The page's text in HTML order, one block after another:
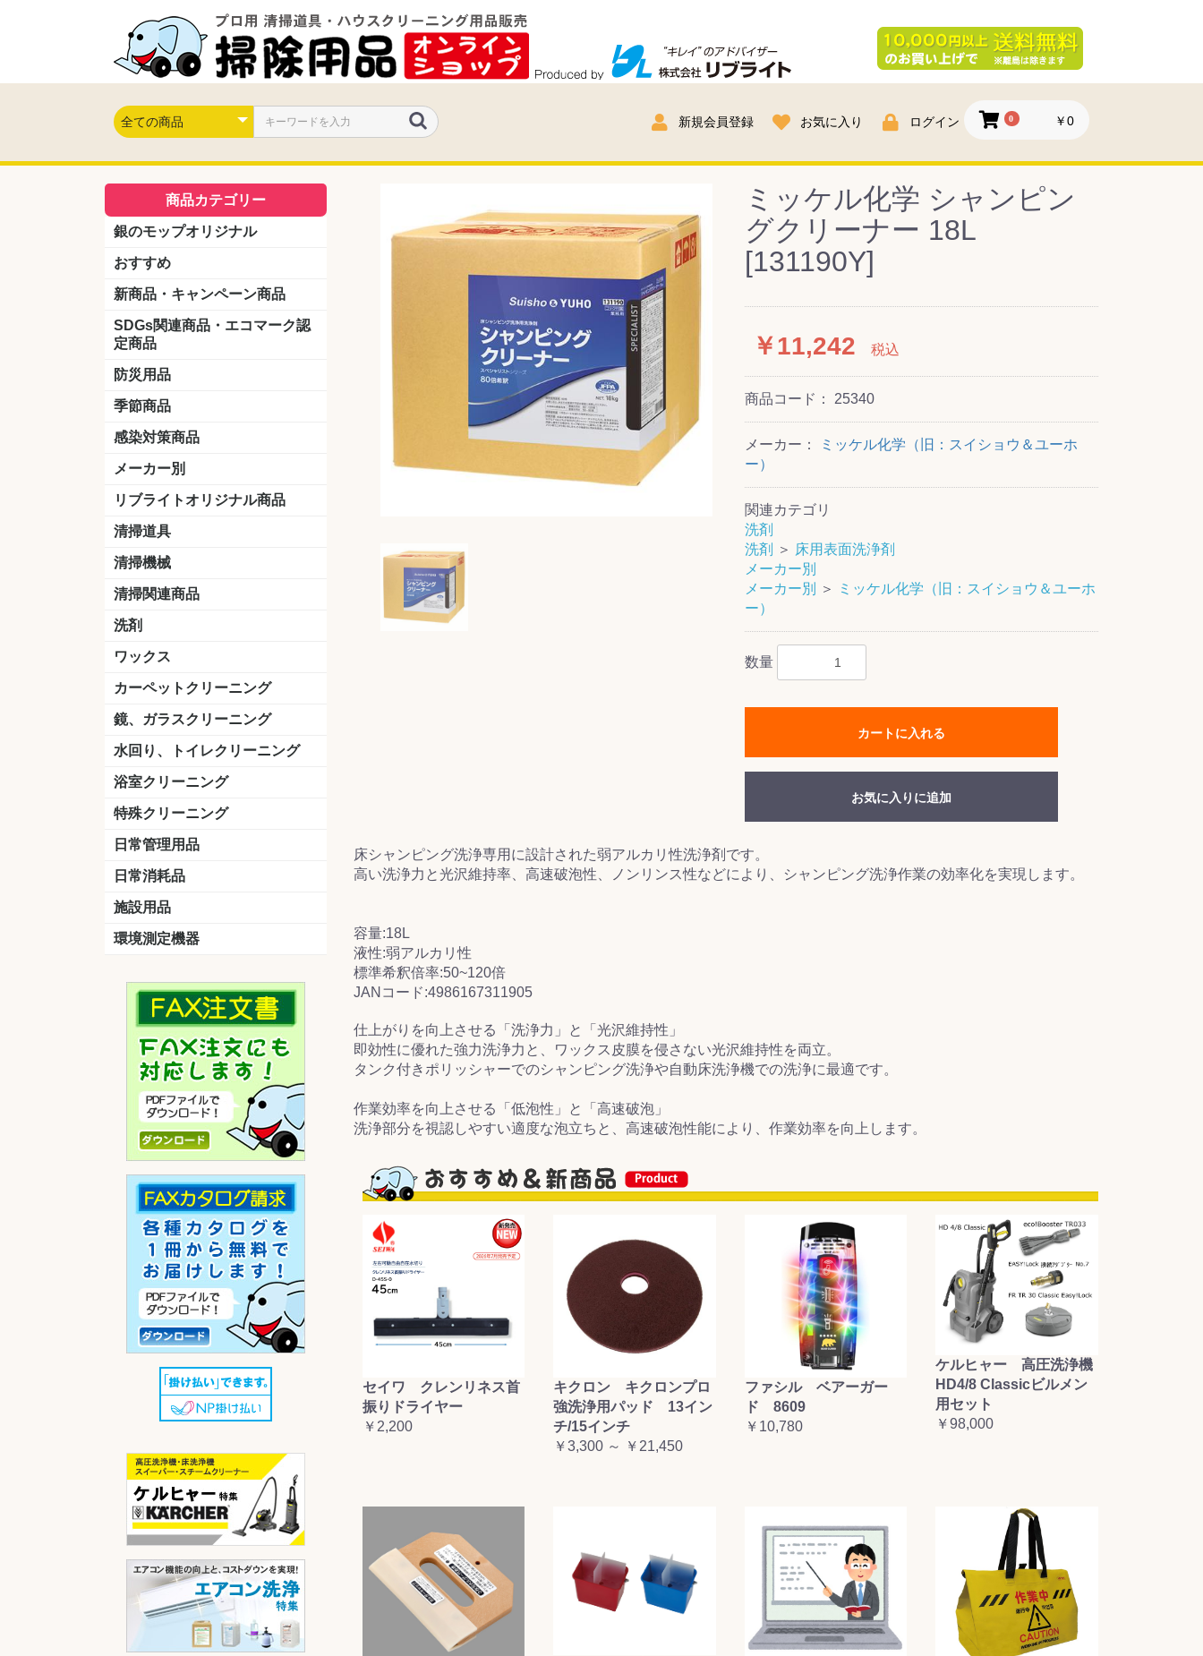
新規会員登録 お気に入り ログイン 0 ￥0
商品カテゴリー
銀のモップオリジナル
おすすめ
新商品・キャンペーン商品
キャンペーン商品
新製品
SDGs関連商品・エコマーク認
定商品
防災用品
季節商品
感染対策商品
おう吐物
除菌洗剤
うがい薬
マスク
手洗い石鹸
手指消毒
手袋
メーカー別
クオリティ
ニイタカ
シーバイエス
リンレイ
ペンギンワックス
横浜油脂工業
ミッケル化学（旧：スイショウ
ユシロ化学
コニシ
つやげん
ダイカ商事
スリーエムジャパン
山崎産業
テラモト
セイワ
エトレー
ラバーメイド
ジャパックス
日本サニパック
ケルヒャー
マキタ
ショーワグローブ
花王
サラヤ
アルボース
コスケム
ミヤキ
紺商
信徳ポミー
リブライトオリジナル商品
LLオレンジクリーナー
LL油脂専用クリーナー
LLワックスモップ
LL-21
マーベラスiL
清掃道具
ほうき
ちりとり
モップ及び関連品 ワンタッチ式モップ
水切りドライヤー
その他アタッチメント
(ワンタッチ式用)
モップ ワックス塗布
ハードフロア用ダストモップ
テラモト
その他
清掃機械
掃除機
ドライバキューム
アップライトバキューム
コードレスタイプ
高圧洗浄機
吸水機
カーペット用マシン
送風機
ポリッシャー スタンダード
ハンディポリッシャー
ポリッシャー・自動床洗浄機用
掃除機用紙パック
その他
清掃関連商品
ダストカート
台車
移動式バレット
脚立
モップハンガー
サインボード
光沢計
カーペット汚染度計
洗剤
床用表面洗浄剤
ハクリ剤
厨房用
工場用
石材用
サビ用
木材用
タイル用
外壁用
壁面用
手あか用
病院用
除菌用
ワックス
樹脂ワックス
半樹脂ワックス
フローリング用
病院用ワックス
中性ワックス
石材用
木床用
その他
カーペットクリーニング
洗剤
ブラシ
パット
その他
鏡、ガラスクリーニング
ガラスワイパー
シャンパー(ウオッシャー)
ガラススクイジー
ケレン
ツールホルダー
洗剤 うろこ取り
天井・高所作業
水回り、トイレクリーニング
洗剤
尿石除去剤
水アカ除去剤
排水管つまり除去剤
消臭・防臭剤
道具
浴室クリーニング
洗剤
道具
特殊クリーニング
石材
エアコン
外壁
その他
日常管理用品
クリーナー
洗濯用洗剤
油汚れ落とし
サビ取り剤
タバコ専用消臭
日常消耗品
トイレットペーパー
ペーパータオル
便座除菌クリーナー
ポリ袋
施設用品
マット・他
ベンチ
灰皿
傘立
くず入れ
環境測定機器
ミッケル化学 シャンピン
グクリーナー 18L
[131190Y]
￥11,242 税込
商品コード： 25340
メーカー：
ミッケル化学（旧：スイショウ＆ユーホ
ー）
関連カテゴリ
洗剤
洗剤
＞ 床用表面洗浄剤
メーカー別
メーカー別
＞
ミッケル化学（旧：スイショウ＆ユーホ
ー）
数量
カートに入れる
お気に入りに追加
床シャンピング洗浄専用に設計された弱アルカリ性洗浄剤です。
高い洗浄力と光沢維持率、高速破泡性、ノンリンス性などにより、シャンピング洗浄作業の効率化を実現します。
容量:18L
液性:弱アルカリ性
標準希釈倍率:50~120倍
JANコード:4986167311905
仕上がりを向上させる「洗浄力」と「光沢維持性」
即効性に優れた強力洗浄力と、ワックス皮膜を侵さない光沢維持性を両立。
タンク付きポリッシャーでのシャンピング洗浄や自動床洗浄機での洗浄に最適です。
作業効率を向上させる「低泡性」と「高速破泡」
洗浄部分を視認しやすい適度な泡立ちと、高速破泡性能により、作業効率を向上します。
セイワ クレンリネス首
振りドライヤー
￥2,200
キクロン キクロンプロ
強洗浄用パッド 13イン
チ/15インチ
￥3,300 ～ ￥21,450
ファシル ベアーガー
ド 8609
￥10,780
ケルヒャー 高圧洗浄機
HD4/8 Classicビルメン
用セット
￥98,000